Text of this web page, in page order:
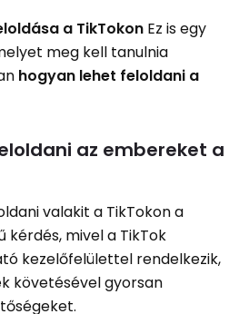
a TikTokon Ez is egy
meg kell tanulnia
hogyan lehet feloldani a
az embereket a
valakit a TikTokon a
kérdés, mivel a TikTok
kezelőfelülettel rendelkezik,
követésével gyorsan